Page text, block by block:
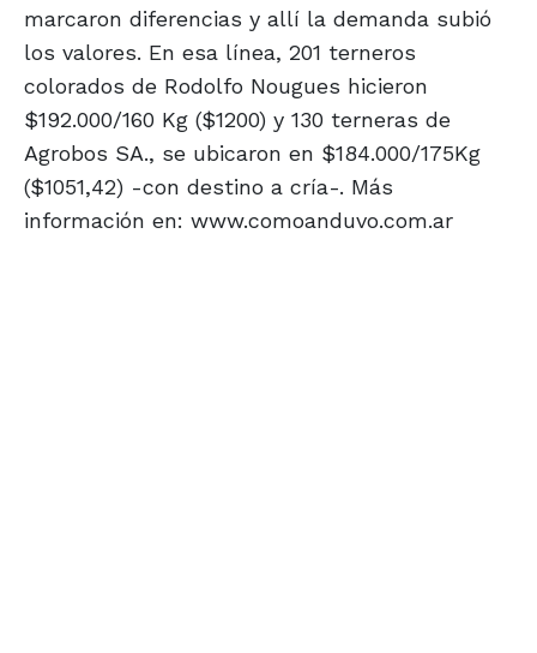
marcaron diferencias y allí la demanda subió
los valores. En esa línea, 201 terneros
colorados de Rodolfo Nougues hicieron
$192.000/160 Kg ($1200) y 130 terneras de
Agrobos SA., se ubicaron en $184.000/175Kg
($1051,42) -con destino a cría-. Más
información en: www.comoanduvo.com.ar